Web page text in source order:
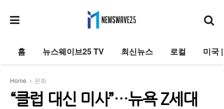
홈 뉴스웨이브25 TV 최신뉴스 로컬 미국
Home 문화
“클럽 대신 미사”…뉴욕 Z세대